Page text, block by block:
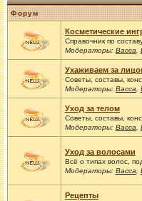
Форум
Косметические
Справочник по
Модераторы: Васса
Ухаживаем за
Советы, составы,
Модераторы: Васса
Уход за телом
Советы, составы,
Модераторы: Васса
Уход за волосами
Всё о типах волос,
Модераторы: Васса
Рецепты